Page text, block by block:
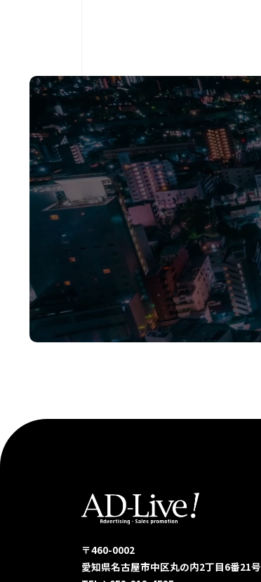
〒460-0002
愛知県名古屋市中区丸の内2丁目6番21号